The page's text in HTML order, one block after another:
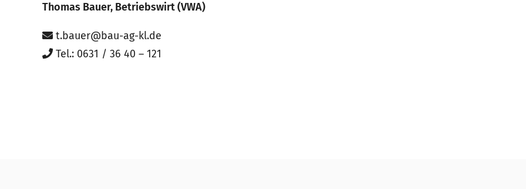
Thomas Bauer, Betriebswirt (VWA)
t.bauer@bau-ag-kl.de
Tel.: 0631 / 36 40 – 121